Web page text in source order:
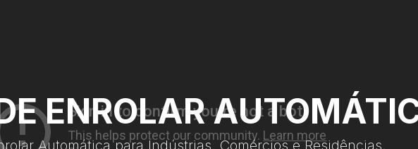
ENROLAR
Automática para Indústrias, Comércios e Residências.